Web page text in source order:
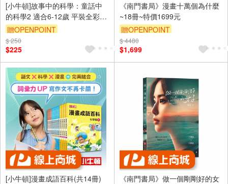
[小牛頓]故事中的科學：童話中
的科學2 適合6-12歲 平裝全彩
搭科學影片隨掃隨看
贈OPENPOINT
$ 250
$225
《南門書局》漫畫十萬個為什麼
~18冊~特價1699元
贈OPENPOINT
$ 4480
$1,699
[小牛頓]漫畫成語百科(共14冊)
《南門書局》做一個剛剛好的女